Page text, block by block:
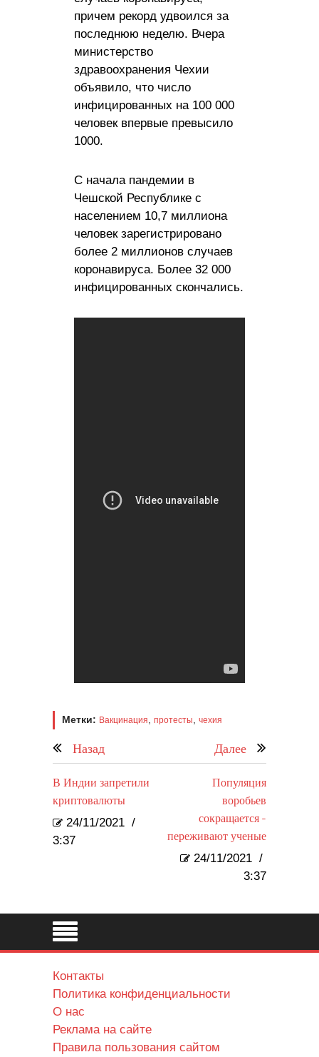
причем рекорд удвоился за
последнюю неделю. Вчера
министерство
здравоохранения Чехии
объявило, что число
инфицированных на 100 000
человек впервые превысило
1000.
С начала пандемии в
Чешской Республике с
населением 10,7 миллиона
человек зарегистрировано
более 2 миллионов случаев
коронавируса. Более 32 000
инфицированных скончались.
Метки: Вакцинация протесты чехия
Назад Далее
В Индии запретили
криптовалюты
24/11/2021 /
3:37
Популяция
воробьев
сокращается -
переживают ученые
24/11/2021 /
3:37
Контакты
Политика конфиденциальности
О нас
Реклама на сайте
Правила пользования сайтом